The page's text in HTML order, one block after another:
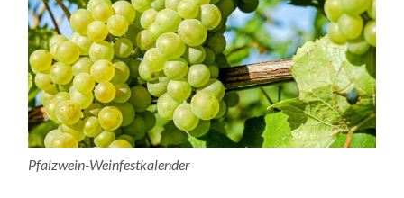
Pfalzwein-Weinfestkalender